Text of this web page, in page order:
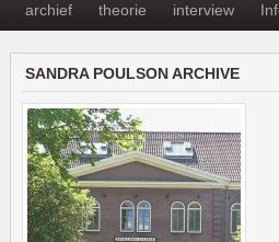
archief theorie interview
SANDRA POULSON ARCHIVE